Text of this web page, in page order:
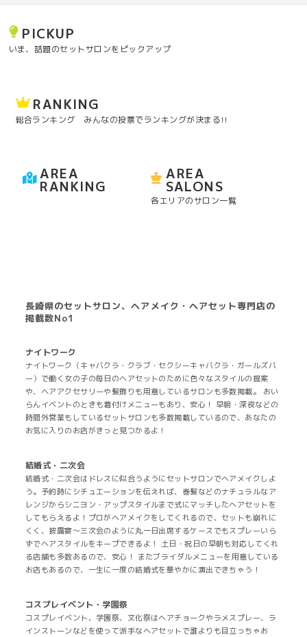
PICKUP
いま、話題のセットサロンをピックアップ
RANKING
総合ランキング みんなの投票でランキングが決まる!!
AREA
RANKING
AREA
SALONS
各エリアのサロン一覧
長崎県のセットサロン、ヘアメイク・ヘアセット専門店の
掲載数No1
ナイトワーク
ナイトワーク（キャバクラ・クラブ・セクシーキャバクラ・ガールズバ
ー）で働く女の子の毎日のヘアセットのために色々なスタイルの提案
や、ヘアアクセサリーや髪飾りも用意しているサロンも多数掲載。 おい
らんイベントのときも着付けメニューもあり、安心！ 早朝・深夜などの
時間外営業もしているセットサロンも多数掲載しているので、あなたの
お気に入りのお店がきっと見つかるよ！
結婚式・二次会
結婚式・二次会はドレスに似合うようにセットサロンでヘアメイクしよ
う。予約時にシチュエーションを伝えれば、巻髪などのナチュラルなア
レンジからシニヨン・アップスタイルまで式にマッチしたヘアセットを
してもらえるよ！プロがヘアメイクをしてくれるので、セットも崩れに
くく、披露宴～三次会のように丸一日出席するケースでもスプレーいら
ずでヘアスタイルをキープできるよ！ 土日・祝日の早朝も対応してくれ
る店舗も多数あるので、安心！ またブライダルメニューを用意している
お店もあるので、一生に一度の結婚式を華やかに演出できちゃう！
コスプレイベント・学園祭
コスプレイベント、学園祭、文化祭はヘアチョークやラメスプレー、ラ
インストーンなどを使って派手なヘアセットで誰よりも目立っちゃお